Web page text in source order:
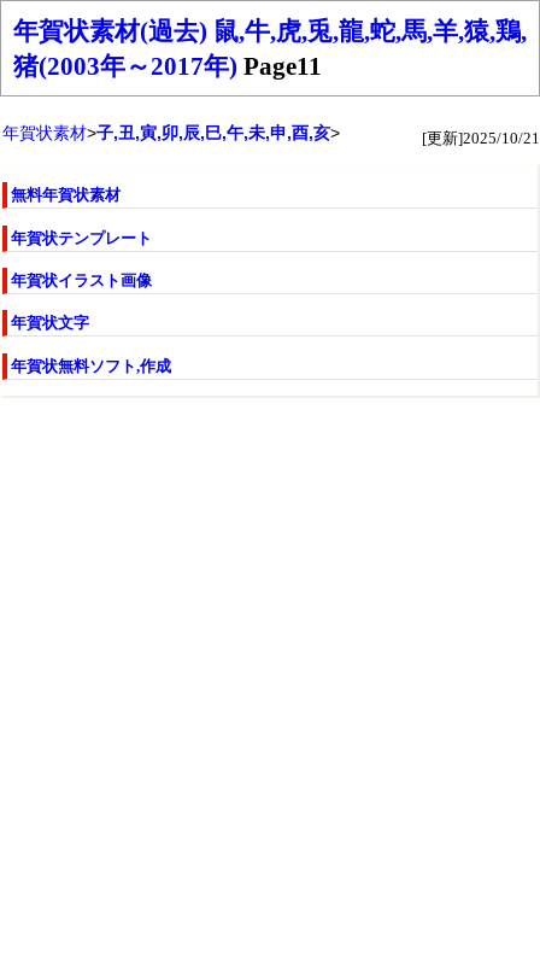
年賀状素材(過去) 鼠,牛,虎,兎,龍,蛇,馬,羊,猿,鶏,
猪(2003年～2017年) Page11
年賀状素材 子,丑,寅,卯,辰,巳,午,未,申,酉,亥 [更新]2025/10/21
無料年賀状素材
年賀状テンプレート
年賀状イラスト画像
年賀状文字
年賀状無料ソフト,作成